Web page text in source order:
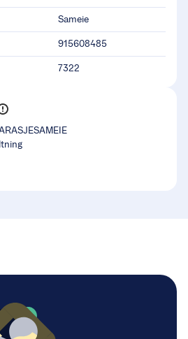
Sameie
915608485
7322